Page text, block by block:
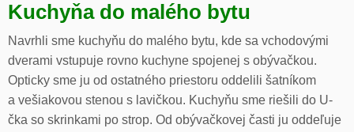
Kuchyňa do malého bytu
Navrhli sme kuchyňu do malého bytu, kde sa vchodovými
dverami vstupuje rovno kuchyne spojenej s obývačkou.
Opticky sme ju od ostatného priestoru oddelili šatníkom
a vešiakovou stenou s lavičkou. Kuchyňu sme riešili do U-
čka so skrinkami po strop. Od obývačkovej časti ju oddeľuje